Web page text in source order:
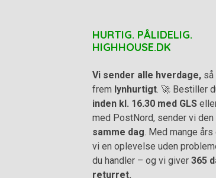
HURTIG. PÅLIDELIG.
HIGHHOUSE.DK
Vi sender alle hverdage, så
frem lynhurtigt . 🚀 Bestiller
inden kl. 16.30 med GLS
med PostNord, sender vi den
samme dag . Med mange
vi en oplevelse uden
du handler – og vi giver 365
returret.